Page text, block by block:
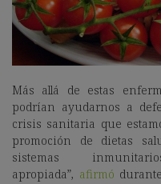
Más allá de estas
podrían ayudarnos a
crisis sanitaria que
promoción de dietas
sistemas
apropiada”, afirmó